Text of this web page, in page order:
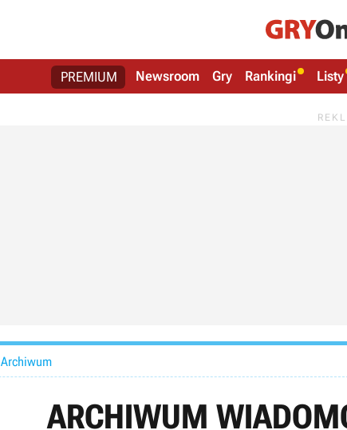
PREMIUM Newsroom Gry Rankingi Listy
Archiwum
ARCHIWUM